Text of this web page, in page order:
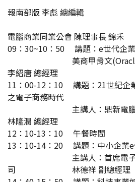
報南部版 李彪 總編輯
高
電腦商業同業公會 陳理事長 錦禾
09：30~10：50 講題：e世代企
美商甲骨文
李紹唐 總經理
11：00-12：10 講題：21世紀企
之電子商務時代
主講人：鼎新電腦
林隆潤 總經理
12：10-13：10 午餐時間
13：10-14：20 講題：中小企業e
主講人：首席電子商
司 林德祥 副總經理